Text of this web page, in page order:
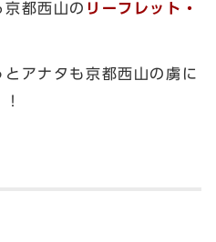
都西山の リーフレット・
アナタも京都西山の虜に